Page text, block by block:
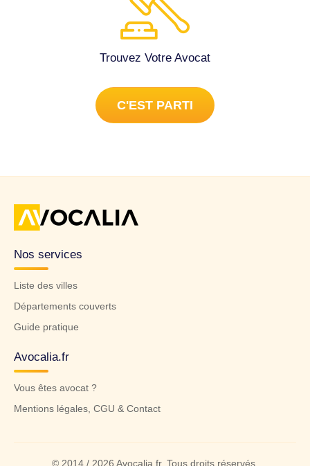
Trouvez Votre Avocat
C'EST PARTI
Nos services
Liste des villes
Départements couverts
Guide pratique
Avocalia.fr
Vous êtes avocat ?
Mentions légales, CGU & Contact
© 2014 / 2026 Avocalia.fr. Tous droits réservés.